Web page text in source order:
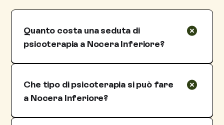
Quanto costa una seduta di
psicoterapia a Nocera Inferiore?
I costi delle sedute con psicologi e
variabili rispetto al fatto che si tratti di
prestazioni pubbliche o private. Nel caso delle
vantaggioso è ostacolato da tempi di attesa
Che tipo di psicoterapia si può fare
a Nocera Inferiore?
Uno psicologo o una psicologa e